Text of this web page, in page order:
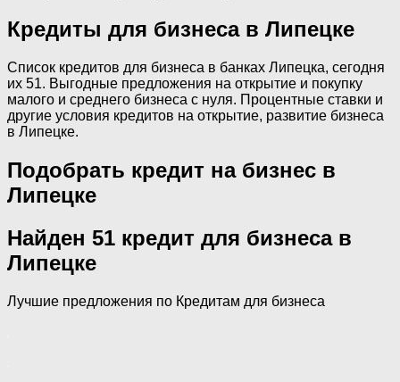
Кредиты для бизнеса в Липецке
Список кредитов для бизнеса в банках Липецка, сегодня
их 51. Выгодные предложения на открытие и покупку
малого и среднего бизнеса с нуля. Процентные ставки и
другие условия кредитов на открытие, развитие бизнеса
в Липецке.
Подобрать кредит на бизнес в
Липецке
Найден 51 кредит для бизнеса в
Липецке
Лучшие предложения по Кредитам для бизнеса